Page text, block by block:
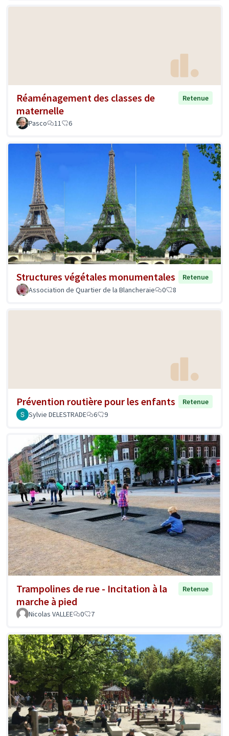
Réaménagement des classes de
maternelle
Retenue
Pasco 11 6
Structures végétales monumentales
Retenue
Association de Quartier de la Blancheraie
0 8
Prévention routière pour les enfants
Retenue
Sylvie DELESTRADE
6 9
Trampolines de rue - Incitation à la
marche à pied
Retenue
Nicolas VALLEE 0 7